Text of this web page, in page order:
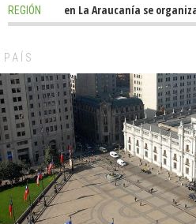
REGIÓN
Oposición en La Araucanía se
PAÍS